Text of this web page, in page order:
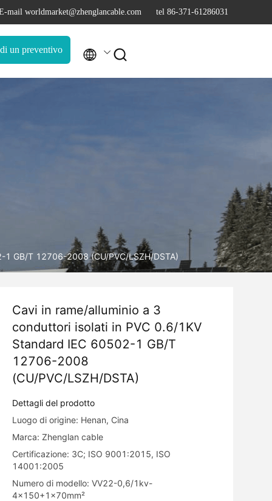
mail worldmarket@zhenglancable.com tel 86-371-61286031
un preventivo  
GB/T 12706-2008 (CU/PVC/LSZH/DSTA)
Cavi in rame/alluminio a 3
conduttori isolati in PVC 0.6/1KV
Standard IEC 60502-1 GB/T
12706-2008
(CU/PVC/LSZH/DSTA)
Dettagli del prodotto
Luogo di origine: Henan, Cina
Marca: Zhenglan cable
Certificazione: 3C; ISO 9001:2015, ISO
14001:2005
Numero di modello: VV22-0,6/1kv-
4x150+1x70mm²